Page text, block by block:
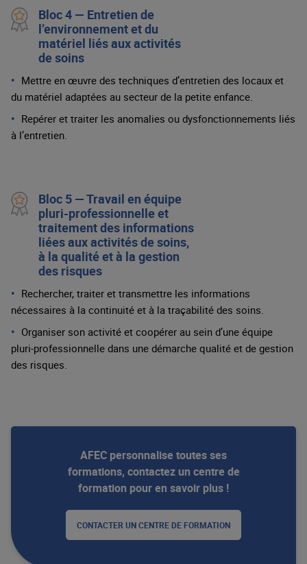
Bloc 4 — Entretien de
l’environnement et du
matériel liés aux activités
de soins
Mettre en œuvre des techniques d’entretien des locaux et
du matériel adaptées au secteur de la petite enfance.
Repérer et traiter les anomalies ou dysfonctionnements liés
à l’entretien.
Bloc 5 — Travail en équipe
pluri-professionnelle et
traitement des informations
liées aux activités de soins,
à la qualité et à la gestion
des risques
Rechercher, traiter et transmettre les informations
nécessaires à la continuité et à la traçabilité des soins.
Organiser son activité et coopérer au sein d’une équipe
pluri-professionnelle dans une démarche qualité et de gestion
des risques.
AFEC personnalise toutes ses
formations, contactez un centre de
formation pour en savoir plus !
CONTACTER UN CENTRE DE FORMATION